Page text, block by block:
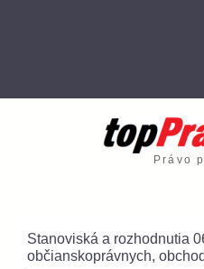
Právo
Stanoviská a rozhodnutia
občianskoprávnych,